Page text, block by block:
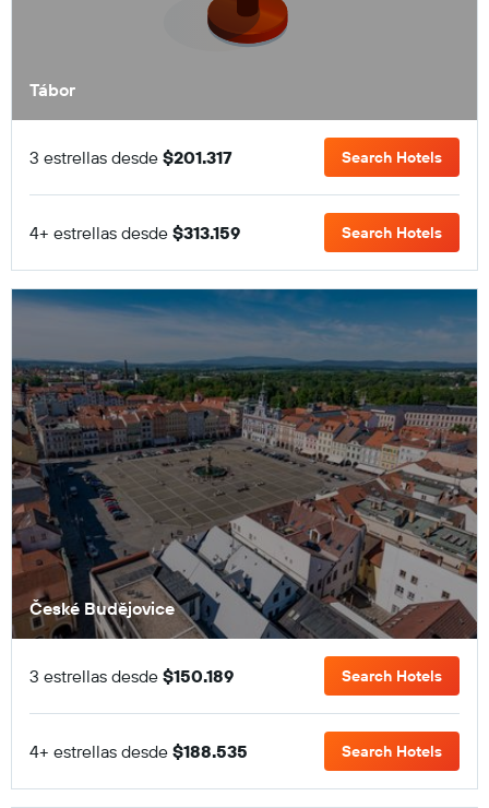
Tábor
3 estrellas desde $201.317 Search Hotels
4+ estrellas desde $313.159 Search Hotels
České Budějovice
3 estrellas desde $150.189 Search Hotels
4+ estrellas desde $188.535 Search Hotels